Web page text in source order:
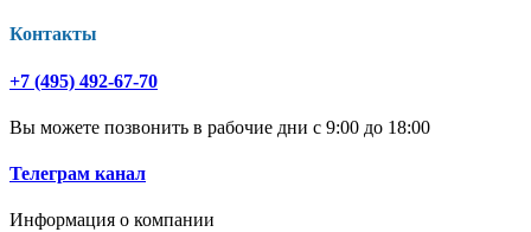
Контакты
+7 (495) 492-67-70
Вы можете позвонить в рабочие дни с 9:00 до 18:00
Телеграм канал
Информация о компании